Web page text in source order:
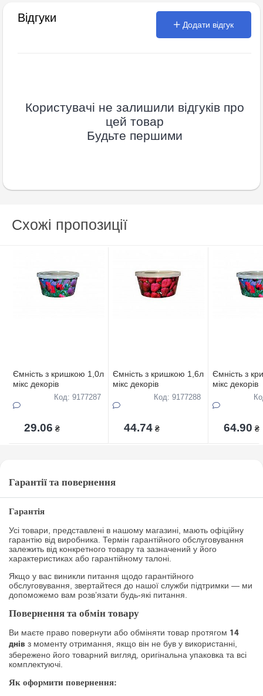
Відгуки
Додати відгук
Користувачі не залишили відгуків про
цей товар
Будьте першими
Схожі пропозиції
Ємнiсть з кришкою 1,0л
мiкс декорiв
Код: 9177287
29.06 ₴
Ємнiсть з кришкою 1,6л
мiкс декорiв
Код: 9177288
44.74 ₴
Ємнiсть з
мiкс декорiв
64.90 ₴
Гарантії та повернення
Гарантія
Усі товари, представлені в нашому магазині, мають офіційну
гарантію від виробника. Термін гарантійного обслуговування
залежить від конкретного товару та зазначений у його
характеристиках або гарантійному талоні.
Якщо у вас виникли питання щодо гарантійного
обслуговування, звертайтеся до нашої служби підтримки — ми
допоможемо вам розв’язати будь-які питання.
Повернення та обмін товару
Ви маєте право повернути або обміняти товар протягом 14
днів з моменту отримання, якщо він не був у використанні,
збережено його товарний вигляд, оригінальна упаковка та всі
комплектуючі.
Як оформити повернення: